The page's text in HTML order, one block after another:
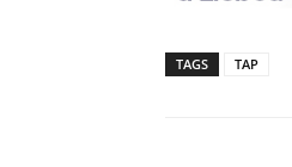
TAGS TAP